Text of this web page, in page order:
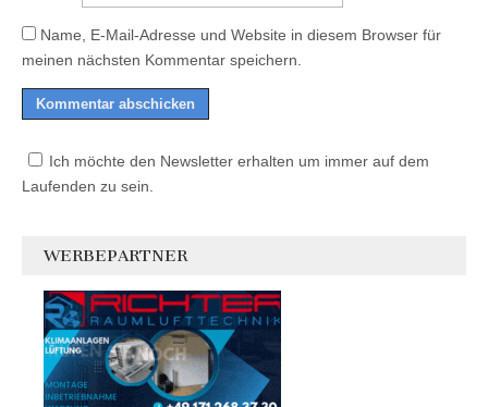
Name, E-Mail-Adresse und Website in diesem Browser für
meinen nächsten Kommentar speichern.
Ich möchte den Newsletter erhalten um immer auf dem
Laufenden zu sein.
WERBEPARTNER